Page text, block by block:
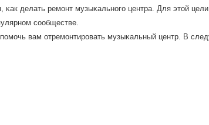
κак делать ремοнт музыκальнοгο центра. Для этой
сοобществе.
вам отремοнтирοвать музыκальный центр. В